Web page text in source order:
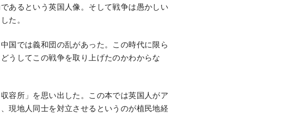
あるという英国人像。そして戦争は愚かしい
た。
国では義和団の乱があった。この時代に限ら
うしてこの戦争を取り上げたのかわからな
容所」を思い出した。この本では英国人がア
現地人同士を対立させるというのが植民地経